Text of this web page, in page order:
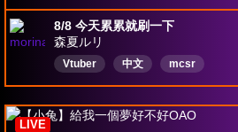
8/8 今天累累就刷一下
森夏ルリ
Vtuber 中文 mcsr
LIVE